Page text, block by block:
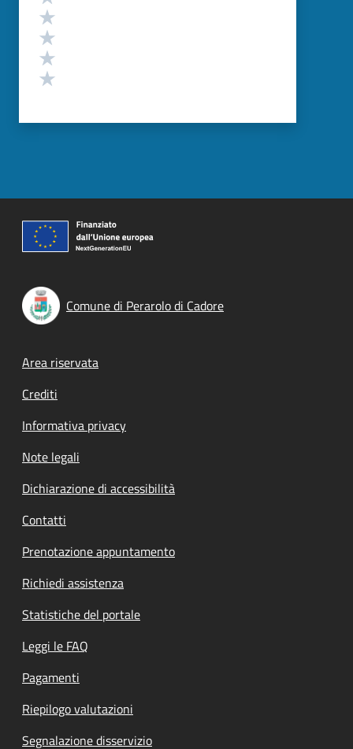
Comune di Perarolo di Cadore
Footer menu
Area riservata
Crediti
Informativa privacy
Note legali
Dichiarazione di accessibilità
Contatti
Prenotazione appuntamento
Richiedi assistenza
Statistiche del portale
Leggi le FAQ
Pagamenti
Riepilogo valutazioni
Segnalazione disservizio